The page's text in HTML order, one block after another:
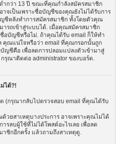
ำกว่า 13 ปี ขณะที่คุณกำลังสมัครสมาชิก
จเป็นเพราะชื่อบัญชีของคุณยังไม่ได้รับการ
ชีหลังทำการสมัครสมาชิก ทั้งโดยตัวคุณ
ารถเข้าสู่ระบบได้. เมื่อคุณสมัครสมาชิก
อบัญชีหรือไม่. ถ้าคุณได้รับ email ก็ให้ทำ
คุณแน่ใจหรือว่า email ที่คุณกรอกนั้นถูก
ญชีคือ เพื่อลดการปลอมแปลงตัวเข้ามาสู่
รุณาติดต่อ administrator ของบอร์ด.
ได้?!
(กรุณากลับไปตรวจสอบ email ที่คุณได้รับ
ยสาเหตุบางประการ อาจเพราะคุณไม่ได้
รลบผู้ใช้ที่ไม่ได้โพสต์อะไรเลย เพื่อลด
ชิกอีกครั้ง แล้วถามถึงสาเหตุดู.